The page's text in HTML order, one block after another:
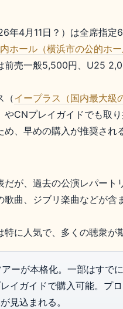
年4月11日？）は全席指定
ホール（横浜市の公的ホ
前売一般5,500円、U25
（イープラス（国内最大級
やCNプレイガイドでも取
め、早めの購入が推奨され
だが、過去の公演レパート
歌曲、ジブリ楽曲などが含
特に人気で、多くの聴衆が
ーが本格化。一部はすで
イガイドで購入可能。プ
見込まれる。